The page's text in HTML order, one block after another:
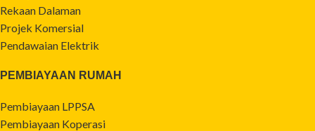
Rekaan Dalaman
Projek Komersial
Pendawaian Elektrik
PEMBIAYAAN RUMAH
Pembiayaan LPPSA
Pembiayaan Koperasi